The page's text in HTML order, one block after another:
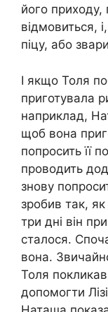
його приходу,
відмовиться,
піцу, або
І якщо Толя
приготувала
наприклад,
щоб вона
попросить її
проводить
знову
зробив так,
три дні він
сталося.
вона.
Толя
допомогти